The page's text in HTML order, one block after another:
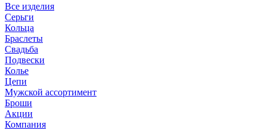
Все изделия
Серьги
Кольца
Браслеты
Свадьба
Подвески
Колье
Цепи
Мужской ассортимент
Броши
Акции
Компания